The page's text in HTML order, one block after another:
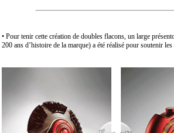
• Pour tenir cette création de doubles flacons, un large
200 ans d’histoire de la marque) a été réalisé pour soutenir les